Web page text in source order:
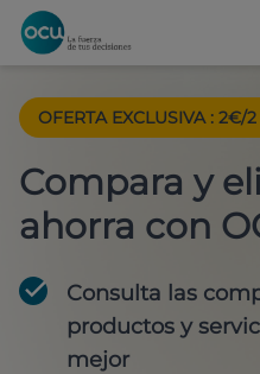
OFERTA EXCLUSIVA : 2€/2
Compara y
ahorra con
Consulta las
productos y
mejor